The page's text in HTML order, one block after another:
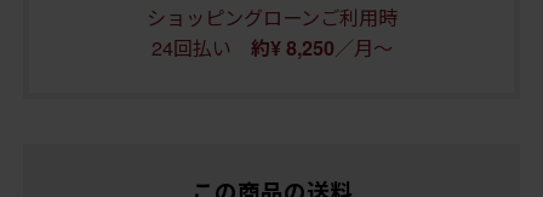
ショッピングローンご利用時
24回払い 約¥ 8,250／月～